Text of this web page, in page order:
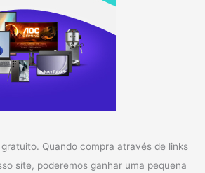
Quando compra através de links
site, poderemos ganhar uma pequena